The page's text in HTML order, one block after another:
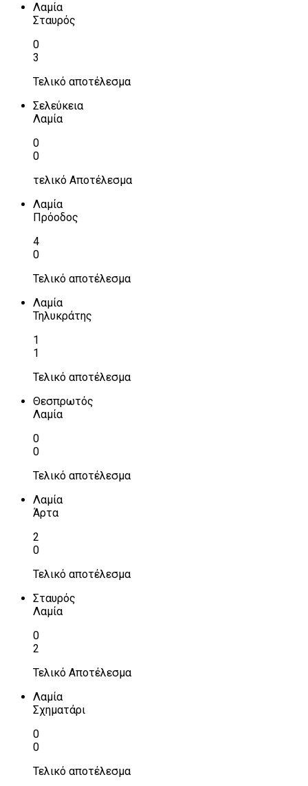
Λαμία
Σταυρός
0
3
Τελικό αποτέλεσμα
Σελεύκεια
Λαμία
0
0
τελικό Αποτέλεσμα
Λαμία
Πρόοδος
4
0
Τελικό αποτέλεσμα
Λαμία
Τηλυκράτης
1
1
Τελικό αποτέλεσμα
Θεσπρωτός
Λαμία
0
0
Τελικό αποτέλεσμα
Λαμία
Άρτα
2
0
Τελικό αποτέλεσμα
Σταυρός
Λαμία
0
2
Τελικό Αποτέλεσμα
Λαμία
Σχηματάρι
0
0
Τελικό αποτέλεσμα